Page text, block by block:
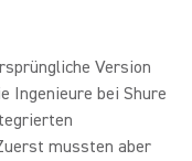
Version
Ingenieure bei Shure
mussten aber